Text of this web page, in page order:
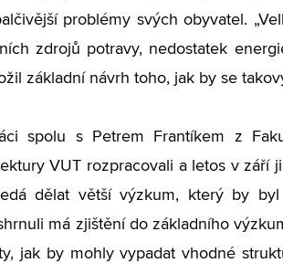
problémy svých obyvatel.
zdrojů potravy, nedostatek
základní návrh toho, jak by se
spolu s Petrem Frantíkem z
VUT rozpracovali a letos v září
dělat větší výzkum, který by
má zjištění do základního
jak by mohly vypadat vhodné